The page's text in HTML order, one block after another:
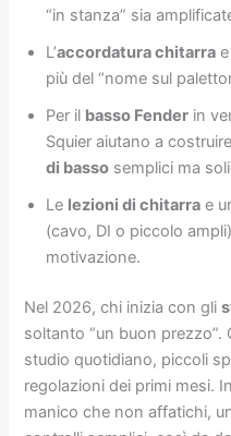
“in stanza” sia
L’accordatura chitarra
più del “nome sul
Per il basso Fender in
Squier aiutano a
di basso semplici ma
Le lezioni di chitarra e
(cavo, DI o piccolo
motivazione.
Nel 2026, chi inizia con gli
soltanto “un buon
studio quotidiano, piccoli
regolazioni dei primi mesi.
manico che non affatichi,